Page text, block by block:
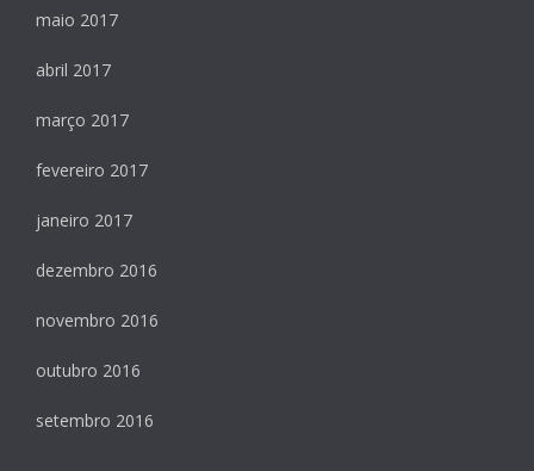
maio 2017
abril 2017
março 2017
fevereiro 2017
janeiro 2017
dezembro 2016
novembro 2016
outubro 2016
setembro 2016